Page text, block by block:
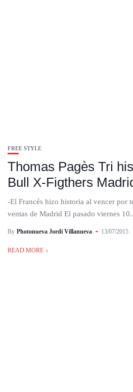
FREE STYLE
Thomas Pagès Tri
Bull X-Figthers
-El Francés hizo historia al vencer por
ventas de Madrid El pasado viernes
By Photonueva Jordi Villanueva 13/07/2015
READ MORE